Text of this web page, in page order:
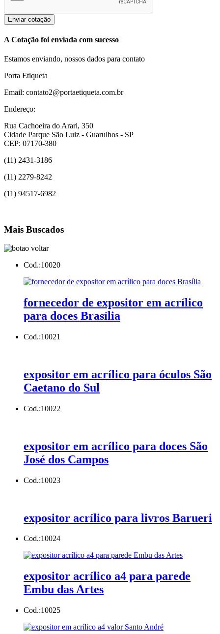
Enviar cotação
A Cotação foi enviada com sucesso
Estamos enviando, nossos dados para contato
Porta Etiqueta
Email: contato2@portaetiqueta.com.br
Endereço:
Rua Cachoeira do Arari, 350
Cidade Parque São Luiz - Guarulhos - SP
CEP: 07170-380
(11) 2431-3186
(11) 2279-8242
(11) 94517-6982
Mais Buscados
Cod.:10020
fornecedor de expositor em acrílico
para doces Brasília
Cod.:10021
expositor em acrílico para óculos São
Caetano do Sul
Cod.:10022
expositor em acrílico para doces São
José dos Campos
Cod.:10023
expositor acrílico para livros Barueri
Cod.:10024
expositor acrílico a4 para parede
Embu das Artes
Cod.:10025